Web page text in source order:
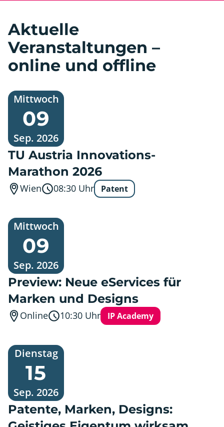
Aktuelle
Veranstaltungen –
online und offline
Mittwoch
09
Sep. 2026
Mittwoch,
September
2026
TU Austria Innovations-
Marathon 2026
Wien 08:30 Uhr Patent
Mittwoch
09
Sep. 2026
Mittwoch,
September
2026
Preview: Neue eServices für
Marken und Designs
Online 10:30 Uhr IP Academy
Dienstag
15
Sep. 2026
Dienstag,
15.
September
Patente, Marken, Designs: